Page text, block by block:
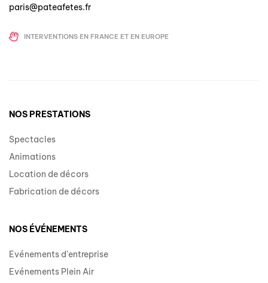
paris@pateafetes.fr
INTERVENTIONS EN FRANCE ET EN EUROPE
NOS PRESTATIONS
Spectacles
Animations
Location de décors
Fabrication de décors
NOS ÉVÉNEMENTS
Evénements d'entreprise
Evénements Plein Air